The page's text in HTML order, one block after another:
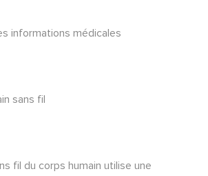
informations médicales
sans fil
fil du corps humain utilise une